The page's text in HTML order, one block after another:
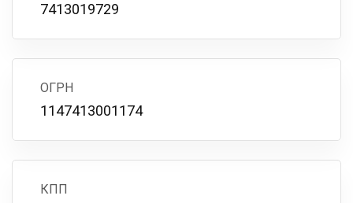
7413019729
ОГРН
1147413001174
КПП